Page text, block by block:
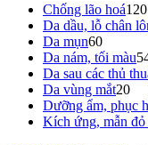
Chống lão hoá120
Da dầu, lỗ chân
Da mụn60
Da nám, tối màu
Da sau các thủ
Da vùng mắt20
Dưỡng ẩm, phục
Kích ứng, mẫn đỏ